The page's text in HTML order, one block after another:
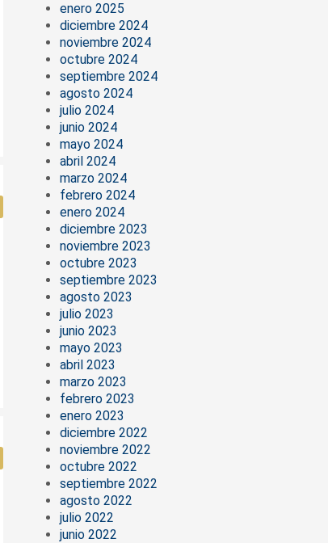
enero 2025
diciembre 2024
noviembre 2024
octubre 2024
septiembre 2024
agosto 2024
julio 2024
junio 2024
mayo 2024
abril 2024
marzo 2024
febrero 2024
enero 2024
diciembre 2023
noviembre 2023
octubre 2023
septiembre 2023
agosto 2023
julio 2023
junio 2023
mayo 2023
abril 2023
marzo 2023
febrero 2023
enero 2023
diciembre 2022
noviembre 2022
octubre 2022
septiembre 2022
agosto 2022
julio 2022
junio 2022